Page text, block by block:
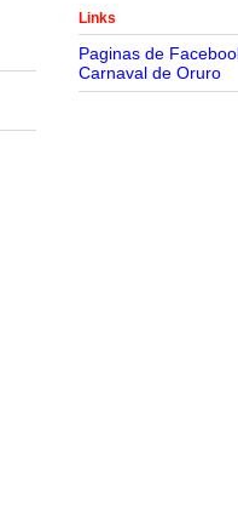
Links
Paginas de
Carnaval de Oruro